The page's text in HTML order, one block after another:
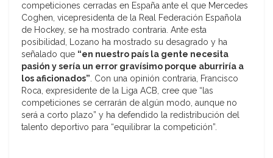
competiciones cerradas en España ante el que Mercedes
Coghen, vicepresidenta de la Real Federación Española
de Hockey, se ha mostrado contraria. Ante esta
posibilidad, Lozano ha mostrado su desagrado y ha
señalado que “en nuestro país la gente necesita
pasión y sería un error gravísimo porque aburriría a
los aficionados”. Con una opinión contraria, Francisco
Roca, expresidente de la Liga ACB, cree que “las
competiciones se cerrarán de algún modo, aunque no
será a corto plazo” y ha defendido la redistribución del
talento deportivo para “equilibrar la competición”.